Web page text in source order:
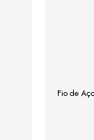
Fio de